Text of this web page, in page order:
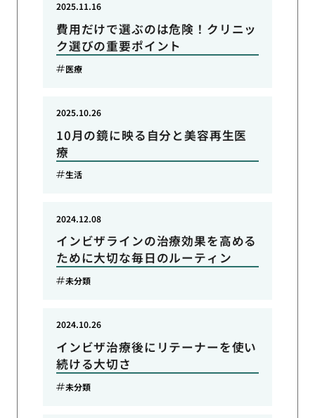
費用だけで選ぶのは危険！クリニッ
ク選びの重要ポイント
2025.11.16
医療
10月の鏡に映る自分と美容再生医
療
2025.10.26
生活
インビザラインの治療効果を高める
ために大切な毎日のルーティン
2024.12.08
未分類
インビザ治療後にリテーナーを使い
続ける大切さ
2024.10.26
未分類